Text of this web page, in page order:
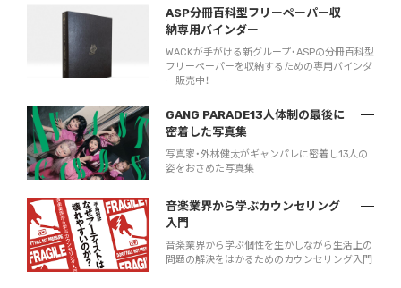
ASP分冊百科型フリーペーパー収
納専用バインダー
WACKが手がける新グループ・ASPの分冊百科型
フリーペーパーを収納するための専用バインダ
ー販売中！
GANG PARADE13人体制の最後に
密着した写真集
写真家・外林健太がギャンパレに密着し13人の
姿をおさめた写真集
音楽業界から学ぶカウンセリング
入門
音楽業界から学ぶ個性を生かしながら生活上の
問題の解決をはかるためのカウンセリング入門